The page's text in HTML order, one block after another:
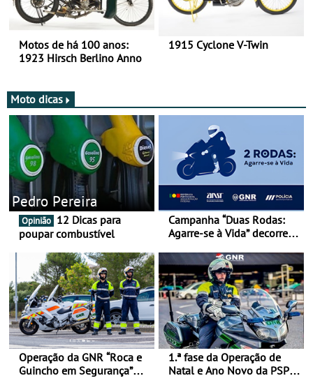
Motos de há 100 anos:
1923 Hirsch Berlino Anno
1915 Cyclone V-Twin
Moto dicas
Pedro Pereira
Opinião
poupar combustível
Campanha “Duas Rodas:
Agarre-se à Vida” decorre
Operação da GNR “Roca e
Guincho em Segurança”
1.ª fase da Operação de
Natal e Ano Novo da PSP e